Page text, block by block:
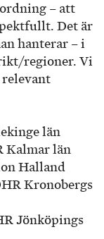
– att
Det är
hanterar – i
regioner. Vi
relevant
län
Kalmar län
Halland
Kronobergs
Jönköpings